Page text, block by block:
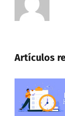
Artículos